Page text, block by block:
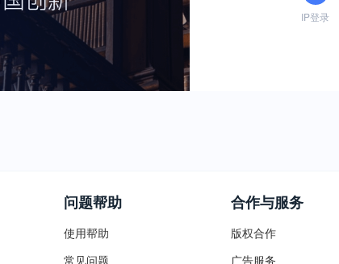
IP登录
问题帮助
使用帮助
常见问题
合作与服务
版权合作
广告服务